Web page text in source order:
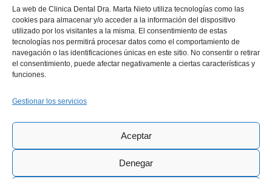
La web de Clinica Dental Dra. Marta Nieto utiliza tecnologías como las
cookies para almacenar y/o acceder a la información del dispositivo
utilizado por los visitantes a la misma. El consentimiento de estas
tecnologías nos permitirá procesar datos como el comportamiento de
navegación o las identificaciones únicas en este sitio. No consentir o retirar
el consentimiento, puede afectar negativamente a ciertas características y
funciones.
Gestionar los servicios
Aceptar
Denegar
Radiología dental
DRª MARTA NIETO
QUIÉNES SOMOS
Aviso legal
Política de cookies